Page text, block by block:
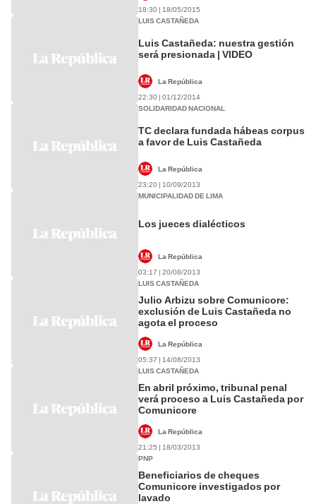
18:30 | 18/05/2015
LUIS CASTAÑEDA
Luis Castañeda: nuestra gestión
será presionada | VIDEO
La República
22:30 | 01/12/2014
SOLIDARIDAD NACIONAL
TC declara fundada hábeas corpus
a favor de Luis Castañeda
La República
23:20 | 10/09/2013
MUNICIPALIDAD DE LIMA
Los jueces dialécticos
La República
03:17 | 20/08/2013
LUIS CASTAÑEDA
Julio Arbizu sobre Comunicore:
exclusión de Luis Castañeda no
agota el proceso
La República
05:37 | 14/08/2013
LUIS CASTAÑEDA
En abril próximo, tribunal penal
verá proceso a Luis Castañeda por
Comunicore
La República
21:25 | 18/03/2013
PNP
Beneficiarios de cheques
Comunicore investigados por
lavado